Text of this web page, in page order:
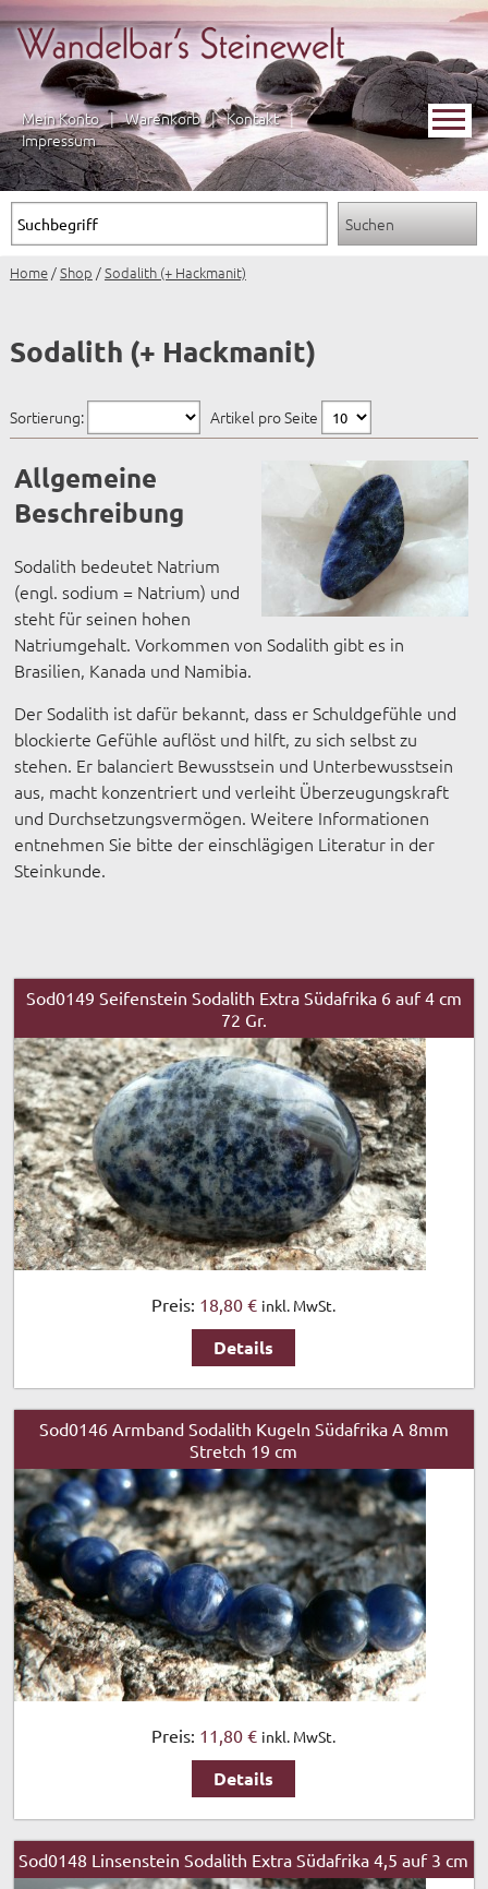
Mein Konto | Warenkorb | Kontakt |
Impressum
Home/Shop /Sodalith (+ Hackmanit)
Sodalith (+ Hackmanit)
Sortierung: Artikel pro Seite
Allgemeine
Beschreibung
Sodalith bedeutet Natrium
(engl. sodium = Natrium) und
steht für seinen hohen
Natriumgehalt. Vorkommen von Sodalith gibt es in
Brasilien, Kanada und Namibia.
Der Sodalith ist dafür bekannt, dass er Schuldgefühle und
blockierte Gefühle auflöst und hilft, zu sich selbst zu
stehen. Er balanciert Bewusstsein und Unterbewusstsein
aus, macht konzentriert und verleiht Überzeugungskraft
und Durchsetzungsvermögen. Weitere Informationen
entnehmen Sie bitte der einschlägigen Literatur in der
Steinkunde.
Sod0149 Seifenstein Sodalith Extra Südafrika 6 auf 4 cm
72 Gr.
Preis: 18,80 € inkl. MwSt.
Details
Sod0146 Armband Sodalith Kugeln Südafrika A 8mm
Stretch 19 cm
Preis: 11,80 € inkl. MwSt.
Details
Sod0148 Linsenstein Sodalith Extra Südafrika 4,5 auf 3 cm